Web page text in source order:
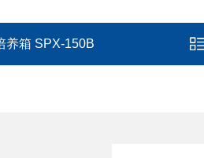
养箱 SPX-150B